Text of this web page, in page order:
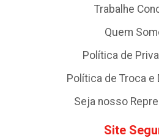
Trabalhe
Quem
Política de
Política de Troca e
Seja nosso
Site